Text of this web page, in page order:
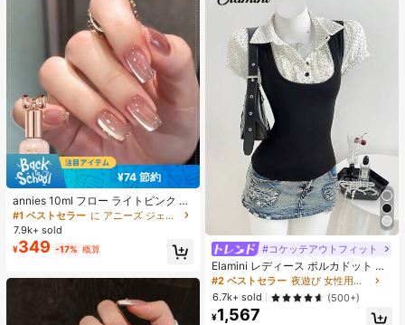
¥74 節約
annies 10ml フロー ライトピンク キ
ャットアイ ジェルネイルポリッシュ
ウルトラシャイン UVジェル ミラー
グラス キャットマグネットジェル ワ
ニス ネイルサプライ
#1 ベストセラー
に アニーズ ジェルネイルポリッシュ
売り切れ間近！
#1 ベストセラー
に アニーズ ジェルネイルポリッシュ
売り切れ間近！
#1 ベストセラー
に アニーズ ジェルネイルポリッシュ
売り切れ間近！
#1 ベストセラー
に アニーズ ジェルネイルポリッシュ
7.9k+ sold
¥349 -17% 概算 #コケッテアウトフィット
Elamini レディース ポルカドット パ
ッチワーク レーストリム 配色 ウエ
スト ショートスリーブ トップス 夏
用
#2 ベストセラー
夜遊び 女性用ブラウス
売り切れ間近！
#2 ベストセラー
夜遊び 女性用ブラウス
売り切れ間近！
#2 ベストセラー
夜遊び 女性用ブラウス
売り切れ間近！
#2 ベストセラー
6.7k+ sold (500+)
¥1,567